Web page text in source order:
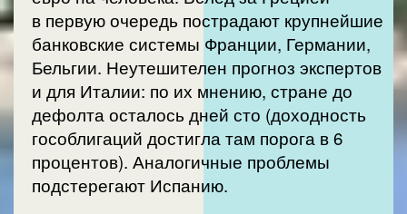
в первую очередь пострадают крупнейшие
банковские системы Франции, Германии,
Бельгии. Неутешителен прогноз экспертов
и для Италии: по их мнению, стране до
дефолта осталось дней сто (доходность
гособлигаций достигла там порога в 6
процентов). Аналогичные проблемы
подстерегают Испанию.